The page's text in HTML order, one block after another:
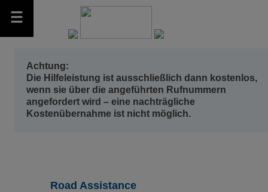
Achtung:
Die Hilfeleistung ist ausschließlich dann kostenlos,
wenn sie über die angeführten Rufnummern
angefordert wird – eine nachträgliche
Kostenübernahme ist nicht möglich.
Road Assistance